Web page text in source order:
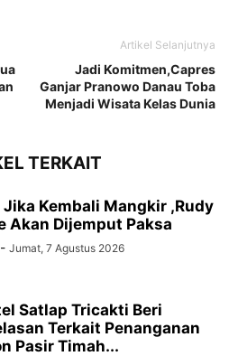
Artikel Selanjutnya
Jadi Komitmen,Capres
Ganjar Pranowo Danau Toba
Menjadi Wisata Kelas Dunia
TERKAIT
Jika Kembali Mangkir ,Rudy
Akan Dijemput Paksa
- Jumat, 7 Agustus 2026
Satlap Tricakti Beri
Terkait Penanganan
Pasir Timah...